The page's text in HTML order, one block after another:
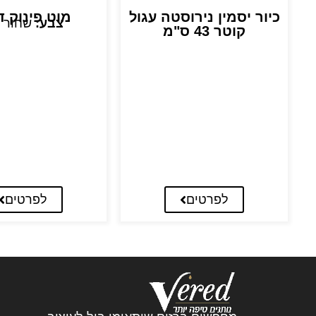
כיור יסמין נירוסטה עגול
קוטר 43 ס"מ
לפרטים
מוט פינוק
צבע:
לפרטים